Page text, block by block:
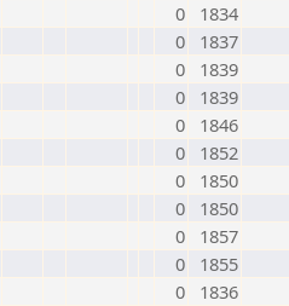
0
1834
0
1837
0
1839
0
1839
0
1846
0
1852
0
1850
0
1850
0
1857
0
1855
0
1836